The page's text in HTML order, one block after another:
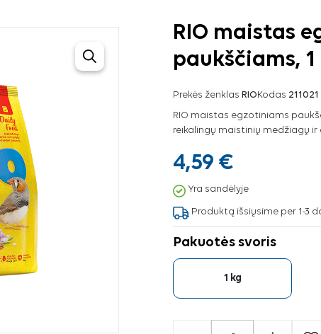
RIO maistas
paukščiams, 1
Prekės ženklas RIOKodas 211021
RIO maistas egzotiniams
reikalingų maistinių medžiagų ir
4,59 €
Yra sandėlyje
Produktą išsiųsime per 1-3
Pakuotės svoris
1 kg